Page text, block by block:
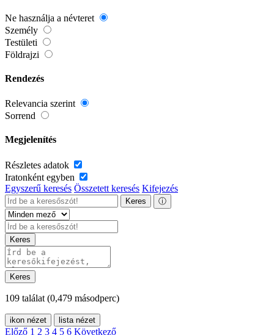
Ne használja a névteret
Személy
Testületi
Földrajzi
Rendezés
Relevancia szerint
Sorrend
Megjelenítés
Részletes adatok
Iratonként egyben
Egyszerű keresés Összetett keresés Kifejezés
Keres ⓘ
Keres
Keres
109 találat (0,479 másodperc)
ikon nézet lista nézet
Előző 1 2 3 4 5 6 Következő